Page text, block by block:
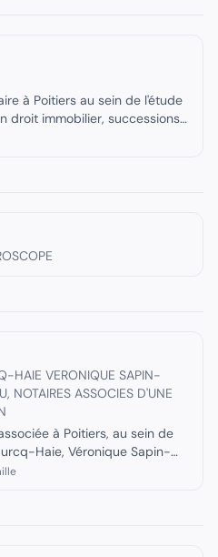
à Poitiers au sein de l'étude
droit immobilier, successions
HAIE VERONIQUE SAPIN-
NOTAIRES ASSOCIES D'UNE
à Poitiers, au sein de
Haie, Véronique Sapin-
Associés.